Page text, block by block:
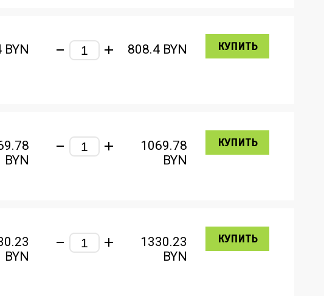
BYN 808.4 BYN КУПИТЬ
BYN
1069.78
BYN
КУПИТЬ
BYN
1330.23
BYN
КУПИТЬ